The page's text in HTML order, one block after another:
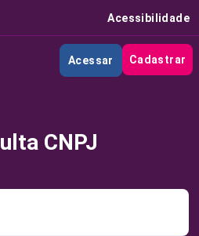
Acessibilidade
Acessar Cadastrar
CNPJ